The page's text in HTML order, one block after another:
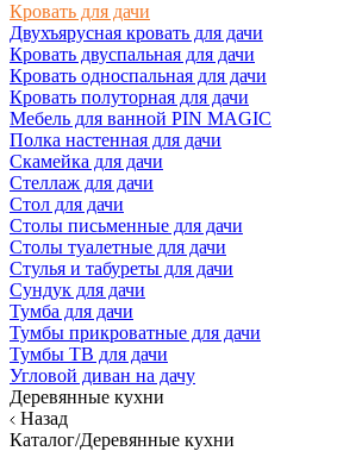
Кровать для дачи
Двухъярусная кровать для дачи
Кровать двуспальная для дачи
Кровать односпальная для дачи
Кровать полуторная для дачи
Мебель для ванной PIN MAGIC
Полка настенная для дачи
Скамейка для дачи
Стеллаж для дачи
Стол для дачи
Столы письменные для дачи
Столы туалетные для дачи
Стулья и табуреты для дачи
Сундук для дачи
Тумба для дачи
Тумбы прикроватные для дачи
Тумбы ТВ для дачи
Угловой диван на дачу
Деревянные кухни
Назад
Каталог/Деревянные кухни